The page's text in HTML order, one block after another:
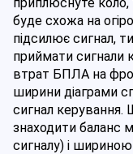
буде схожа на
підсилює сигнал,
приймати сигнали
втрат БПЛА на
ширини діаграми
сигнал керування.
знаходити баланс
сигналу) і